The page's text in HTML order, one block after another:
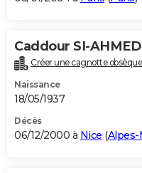
Caddour SI-AHMED
Créer une cagnotte
Naissance
18/05/1937
Décès
06/12/2000 à Nice (